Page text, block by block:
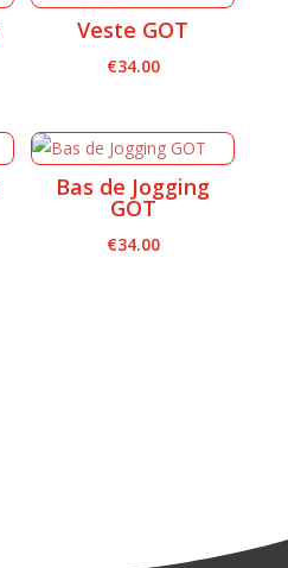
Veste GOT
€34.00
Bas de Jogging
GOT
€34.00